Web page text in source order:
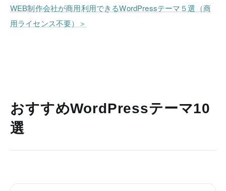
WEB制作会社が商用利用できるWordPressテーマ５選（商
用ライセンス不要）＞
おすすめWordPressテーマ10
選